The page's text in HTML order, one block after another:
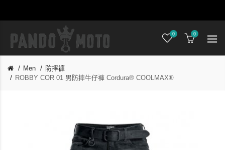
0 0
Men
防摔褲
ROBBY COR 01 男防摔牛仔褲 Cordura® COOLMAX®